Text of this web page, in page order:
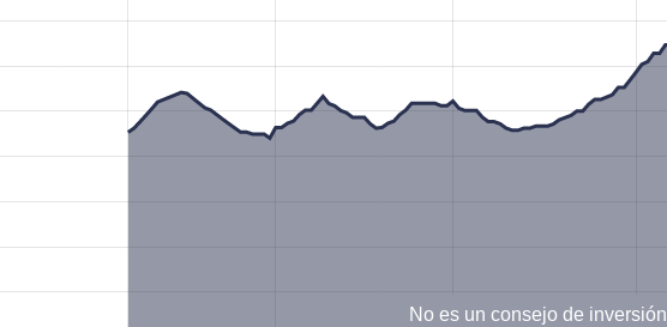
No es un consejo de inversión